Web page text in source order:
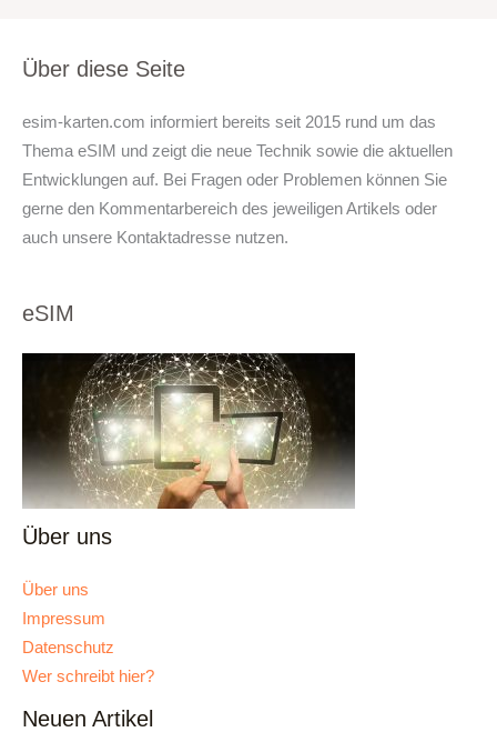
Über diese Seite
esim-karten.com informiert bereits seit 2015 rund um das
Thema eSIM und zeigt die neue Technik sowie die aktuellen
Entwicklungen auf. Bei Fragen oder Problemen können Sie
gerne den Kommentarbereich des jeweiligen Artikels oder
auch unsere Kontaktadresse nutzen.
eSIM
Über uns
Über uns
Impressum
Datenschutz
Wer schreibt hier?
Neuen Artikel